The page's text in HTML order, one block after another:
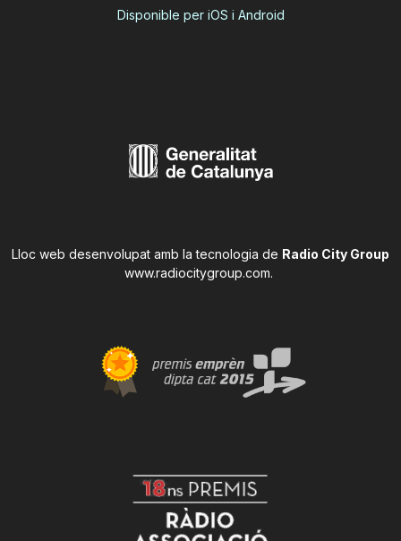
Disponible per iOS i Android
Lloc web desenvolupat amb la tecnologia de Radio City Group
www.radiocitygroup.com.